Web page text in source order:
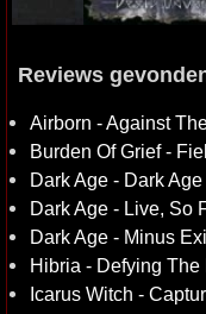
Reviews
Airborn - Against
Burden Of Grief -
Dark Age - Dark Age
Dark Age - Live, So
Dark Age - Minus
Hibria - Defying The
Icarus Witch -